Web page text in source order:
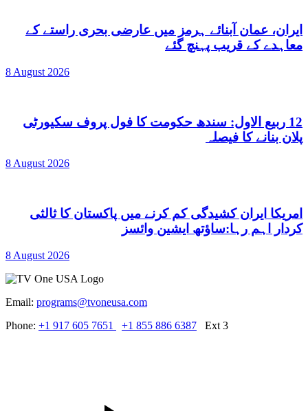
ایران، عمان آبنائے ہرمز میں عارضی بحری راستے کے
معاہدے کے قریب پہنچ گئے
8 August 2026
12 ربیع الاول: سندھ حکومت کا فول پروف سکیورٹی
پلان بنانے کا فیصلہ
8 August 2026
امریکا ایران کشیدگی کم کرنے میں پاکستان کا ثالثی
کردار اہم رہا:ساؤتھ ایشین وائسز
8 August 2026
Email: programs@tvoneusa.com
Phone: +1 917 605 7651 +1 855 886 6387 Ext 3